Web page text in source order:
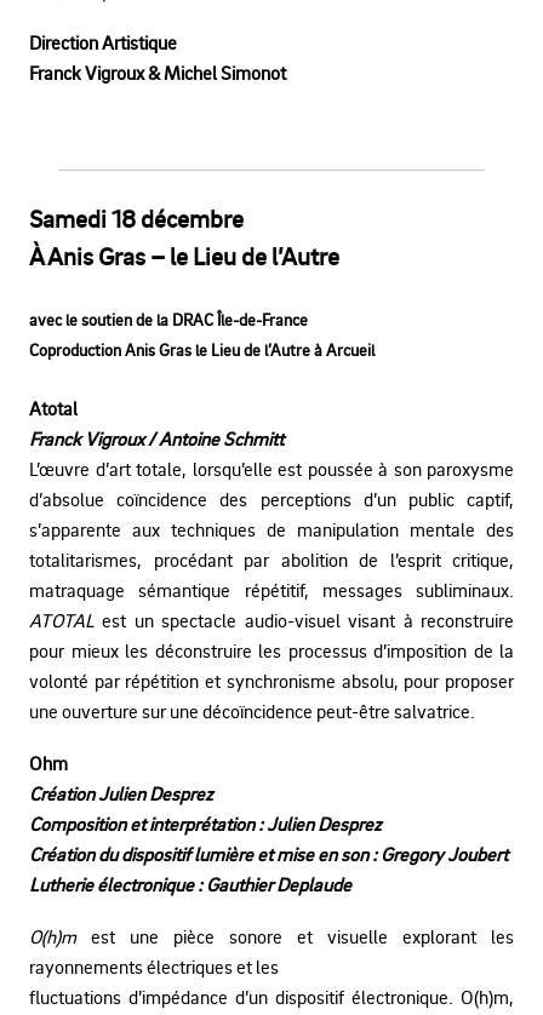
Direction Artistique
Franck Vigroux & Michel Simonot
Samedi 18 décembre
À Anis Gras – le Lieu de l’Autre
avec le soutien de la DRAC Île-de-France
Coproduction Anis Gras le Lieu de l’Autre à Arcueil
Atotal
Franck Vigroux / Antoine Schmitt
L’œuvre d’art totale, lorsqu’elle est poussée à son paroxysme
d’absolue coïncidence des perceptions d’un public captif,
s’apparente aux techniques de manipulation mentale des
totalitarismes, procédant par abolition de l’esprit critique,
matraquage sémantique répétitif, messages subliminaux.
ATOTAL est un spectacle audio-visuel visant à reconstruire
pour mieux les déconstruire les processus d’imposition de la
volonté par répétition et synchronisme absolu, pour proposer
une ouverture sur une décoïncidence peut-être salvatrice.
Ohm
Création Julien Desprez
Composition et interprétation : Julien Desprez
Création du dispositif lumière et mise en son : Gregory Joubert
Lutherie électronique : Gauthier Deplaude
O(h)mest une pièce sonore et visuelle explorant les
rayonnements électriques et les
fluctuations d’impédance d’un dispositif électronique. O(h)m,